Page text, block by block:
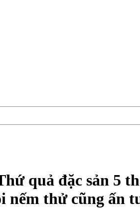
quả đặc sản 5
nếm thử cũng ấn